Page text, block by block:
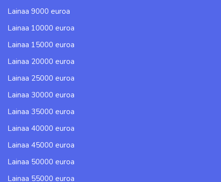
Lainaa 9000 euroa
Lainaa 10000 euroa
Lainaa 15000 euroa
Lainaa 20000 euroa
Lainaa 25000 euroa
Lainaa 30000 euroa
Lainaa 35000 euroa
Lainaa 40000 euroa
Lainaa 45000 euroa
Lainaa 50000 euroa
Lainaa 55000 euroa